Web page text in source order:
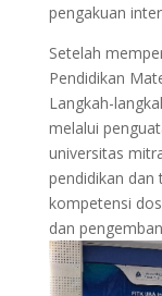
pengakuan
Setelah
Pendidikan
Langkah-
melalui
universitas
pendidikan dan
kompetensi
dan